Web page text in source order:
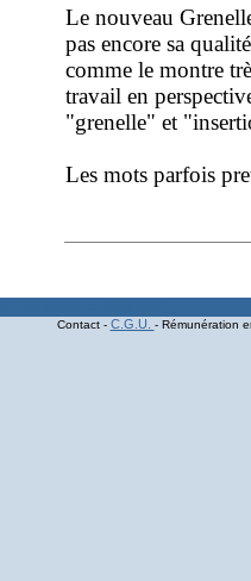
Le nouveau
pas encore sa
comme le montre
travail en
"grenelle" et
Les mots parfois
Contact - C.G.U. - Rémunération